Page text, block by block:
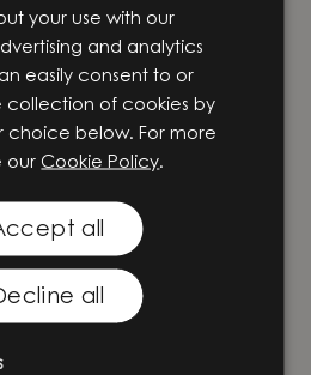
utveckling,
vidare utveckling.
samlas människor
erfarenheter och
Tillsammans skapar
verklig skillnad –
och samhället i
innebär det stora
med och forma
your use with our
and analytics
easily consent to or
collection of cookies by
choice below. For more
our Cookie Policy.
all
all